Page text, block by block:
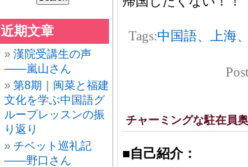
近期文章
漢院受講生の声
——嵐山さん
第8期｜闽菜と福建
文化を学ぶ中国語グ
ループレッスンの振
り返り
チベット巡礼記
——野口さん
Tags:中国語、上海
チャーミングな駐在員
■自己紹介：